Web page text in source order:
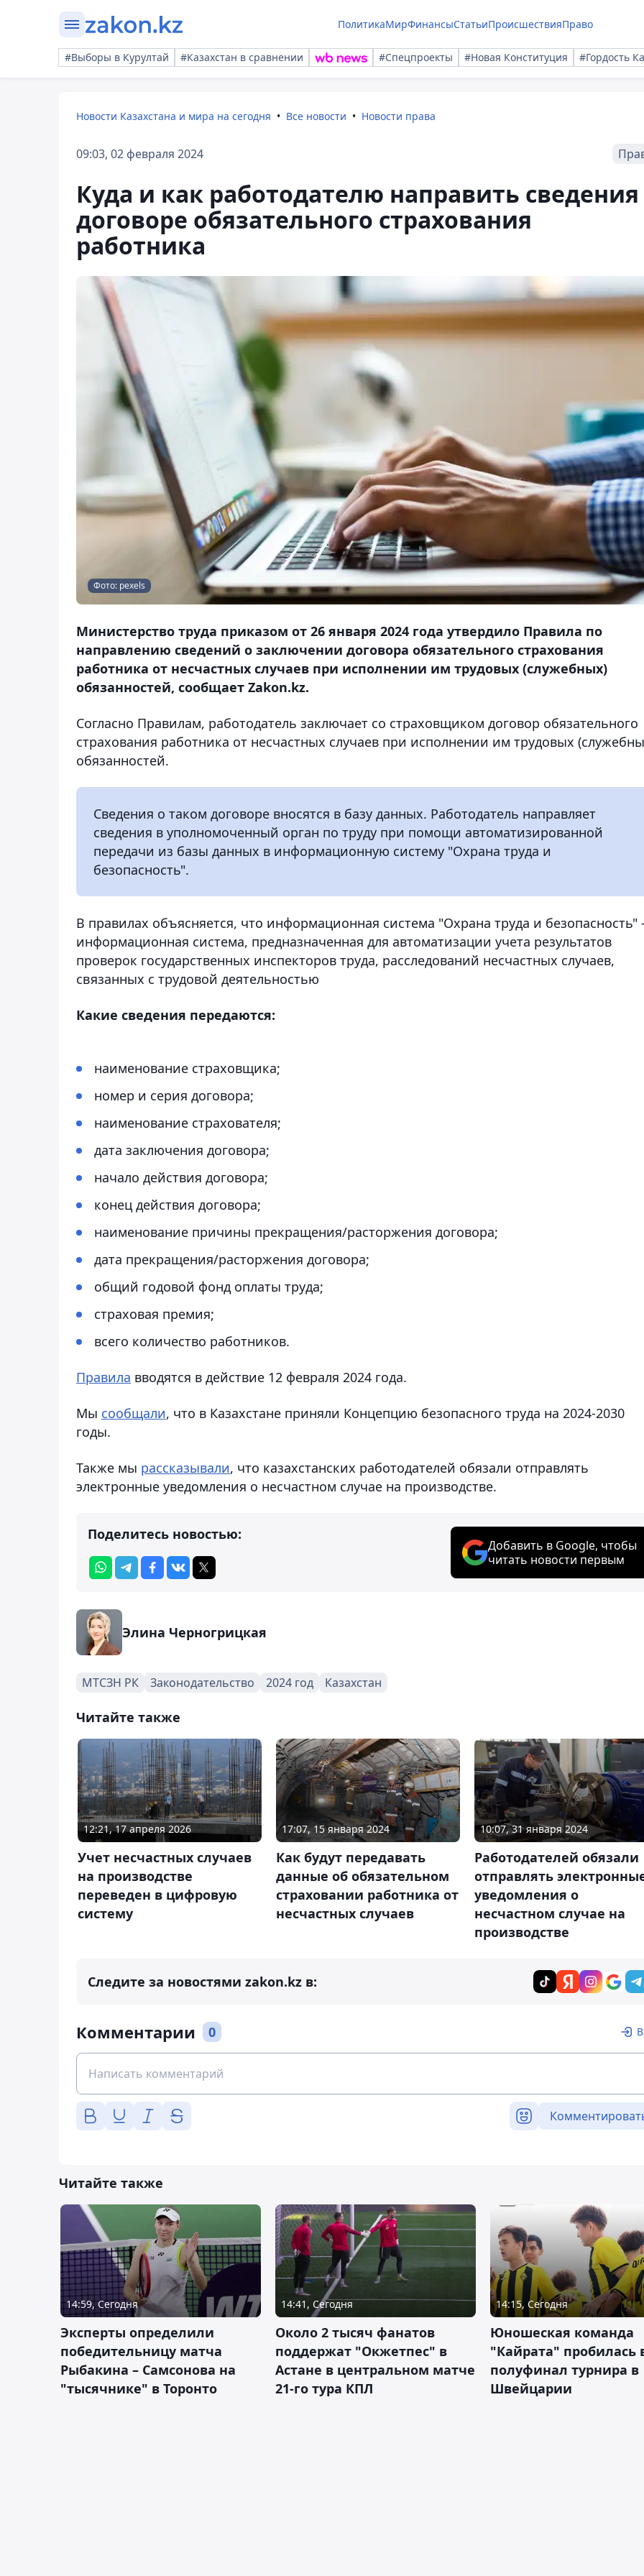
ПолитикаМирФинансыСтатьиПроисшествияПраво
#Выборы в Курултай #Казахстан в сравнении #Спецпроекты #Новая Конституция #Гордость
Новости Казахстана и мира на сегодня Все новости Новости права
09:03, 02 февраля 2024
Куда и как работодателю направить сведения
договоре обязательного страхования
работника
Фото: pexels
Министерство труда приказом от 26 января 2024 года утвердило Правила по
направлению сведений о заключении договора обязательного страхования
работника от несчастных случаев при исполнении им трудовых (служебных)
обязанностей, сообщает Zakon.kz.
Согласно Правилам, работодатель заключает со страховщиком договор обязательного
страхования работника от несчастных случаев при исполнении им трудовых
обязанностей.
Сведения о таком договоре вносятся в базу данных. Работодатель направляет
сведения в уполномоченный орган по труду при помощи автоматизированной
передачи из базы данных в информационную систему "Охрана труда и
безопасность".
В правилах объясняется, что информационная система "Охрана труда и безопасность"
информационная система, предназначенная для автоматизации учета результатов
проверок государственных инспекторов труда, расследований несчастных случаев,
связанных с трудовой деятельностью
Какие сведения передаются:
наименование страховщика;
номер и серия договора;
наименование страхователя;
дата заключения договора;
начало действия договора;
конец действия договора;
наименование причины прекращения/расторжения договора;
дата прекращения/расторжения договора;
общий годовой фонд оплаты труда;
страховая премия;
всего количество работников.
Правила вводятся в действие 12 февраля 2024 года.
Мы сообщали, что в Казахстане приняли Концепцию безопасного труда на 2024-2030
годы.
Также мы рассказывали, что казахстанских работодателей обязали отправлять
электронные уведомления о несчастном случае на производстве.
Поделитесь новостью:
Добавить в Google, чтобы
читать новости первым
Элина Черногрицкая
МТСЗН РК Законодательство 2024 год Казахстан
Читайте также
12:21, 17 апреля 2026
Учет несчастных случаев
на производстве
переведен в цифровую
систему
17:07, 15 января 2024
Как будут передавать
данные об обязательном
страховании работника от
несчастных случаев
10:07, 31 января 2024
Работодателей обязали
отправлять
уведомления о
несчастном случае на
производстве
Следите за новостями zakon.kz в:
Комментарии 0
Читайте также
14:59, Сегодня
Эксперты определили
победительницу матча
Рыбакина – Самсонова на
"тысячнике" в Торонто
14:41, Сегодня
Около 2 тысяч фанатов
поддержат "Окжетпес" в
Астане в центральном матче
21-го тура КПЛ
14:15, Сегодня
Юношеская команда
"Кайрата" пробилась
полуфинал турнира в
Швейцарии